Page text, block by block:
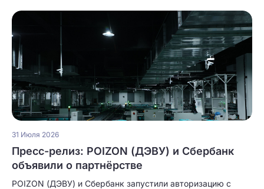
31 Июля 2026
Пресс-релиз: POIZON (ДЭВУ) и Сбербанк
объявили о партнёрстве
POIZON (ДЭВУ) и Сбербанк запустили авторизацию с